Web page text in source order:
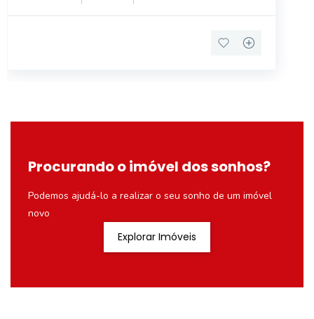
Procurando o imóvel dos sonhos?
Podemos ajudá-lo a realizar o seu sonho de um imóvel
novo
Explorar Imóveis